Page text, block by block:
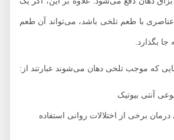
با طعم تلخی باشد، می‌تواند آن طعم
موجب تلخی دهان می‌شوند عبارتند از:
بیوتیک
برخی از اختلالات روانی استفاده